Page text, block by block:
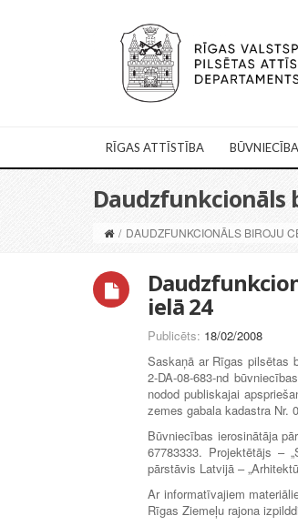
RĪGAS ATTĪSTĪBA
Daudzfunkcionāls
/ DAUDZFUNKCIONĀLS BIROJU
ielā 24
Publicēts: 18/02/2008
Saskaņā ar Rīgas pilsētas
2-DA-08-683-nd
nodod publiskajai
zemes gabala kadastra Nr.
Būvniecības ierosinātāja
67783333. Projektētājs –
pārstāvis Latvijā –
Ar informatīvajiem
Rīgas Ziemeļu rajona